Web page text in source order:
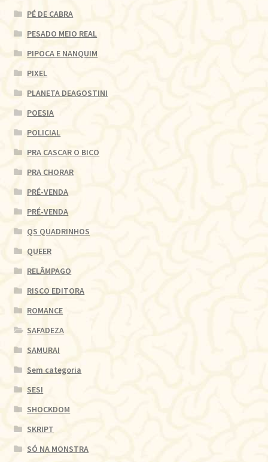
PÉ DE CABRA
PESADO MEIO REAL
PIPOCA E NANQUIM
PIXEL
PLANETA DEAGOSTINI
POESIA
POLICIAL
PRA CASCAR O BICO
PRA CHORAR
PRÉ-VENDA
PRÉ-VENDA
QS QUADRINHOS
QUEER
RELÂMPAGO
RISCO EDITORA
ROMANCE
SAFADEZA
SAMURAI
Sem categoria
SESI
SHOCKDOM
SKRIPT
SÓ NA MONSTRA